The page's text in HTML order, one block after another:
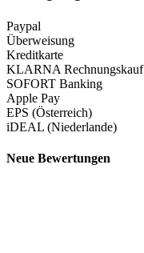
Paypal
Überweisung
Kreditkarte
KLARNA Rechnungskauf
SOFORT Banking
Apple Pay
EPS (Österreich)
iDEAL (Niederlande)
Neue Bewertungen